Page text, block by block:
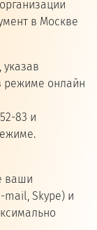
в Москве
режиме онлайн
83 и
ваши
Skype) и